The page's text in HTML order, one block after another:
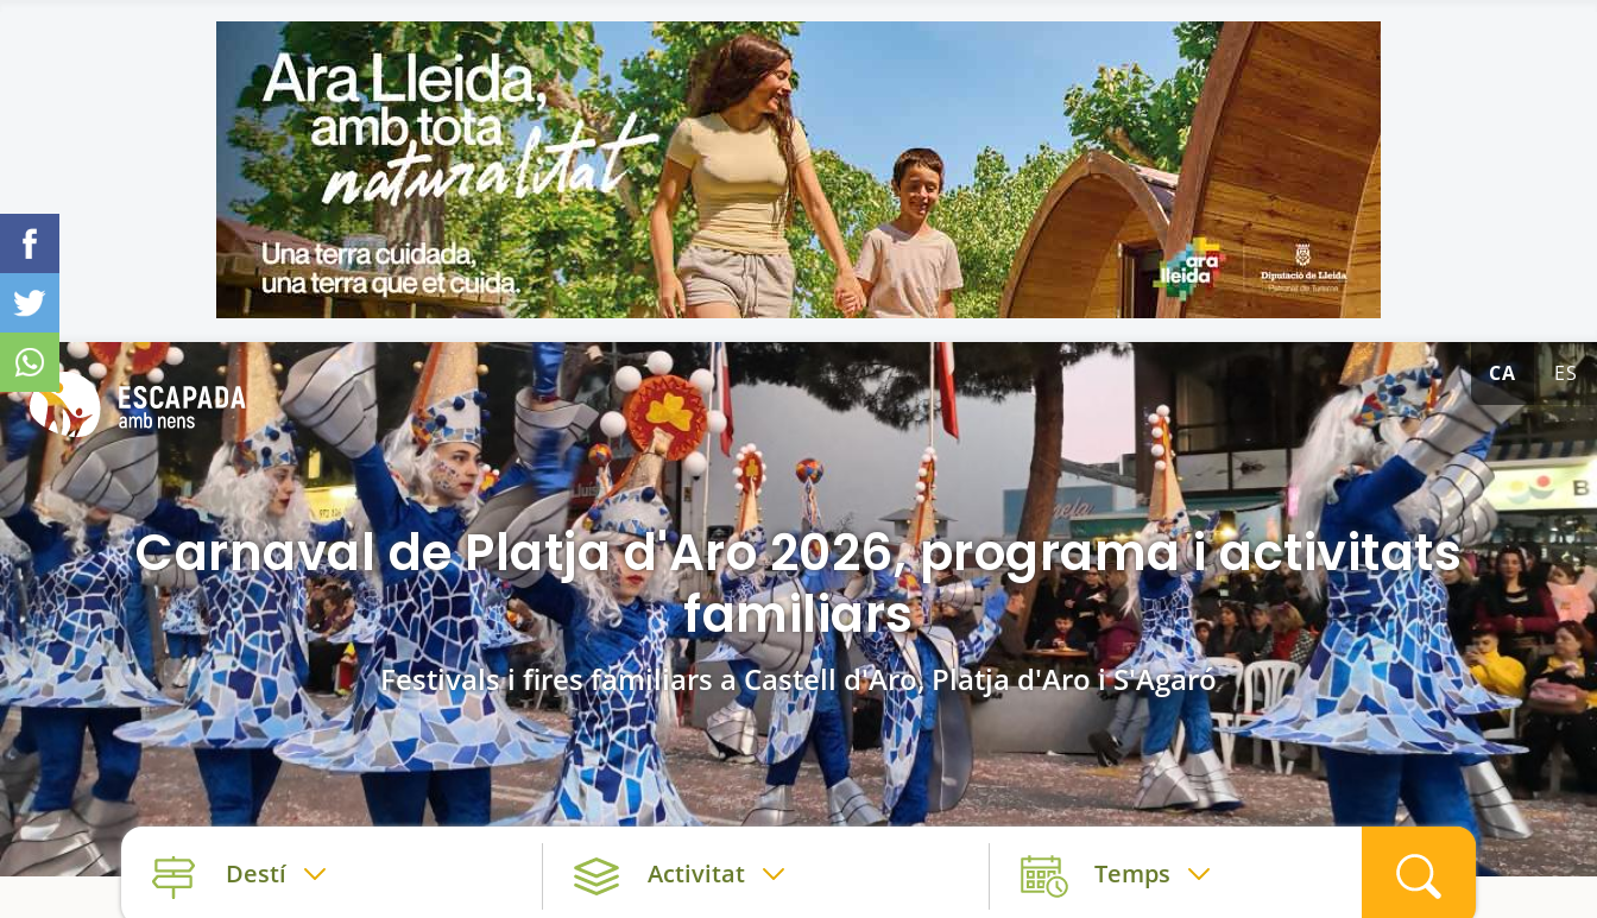
CA ES
Carnaval de Platja d'Aro 2026, programa i activitats
familiars
Festivals i fires familiars a Castell d'Aro, Platja d'Aro i S'Agaró
Destí Activitat Temps